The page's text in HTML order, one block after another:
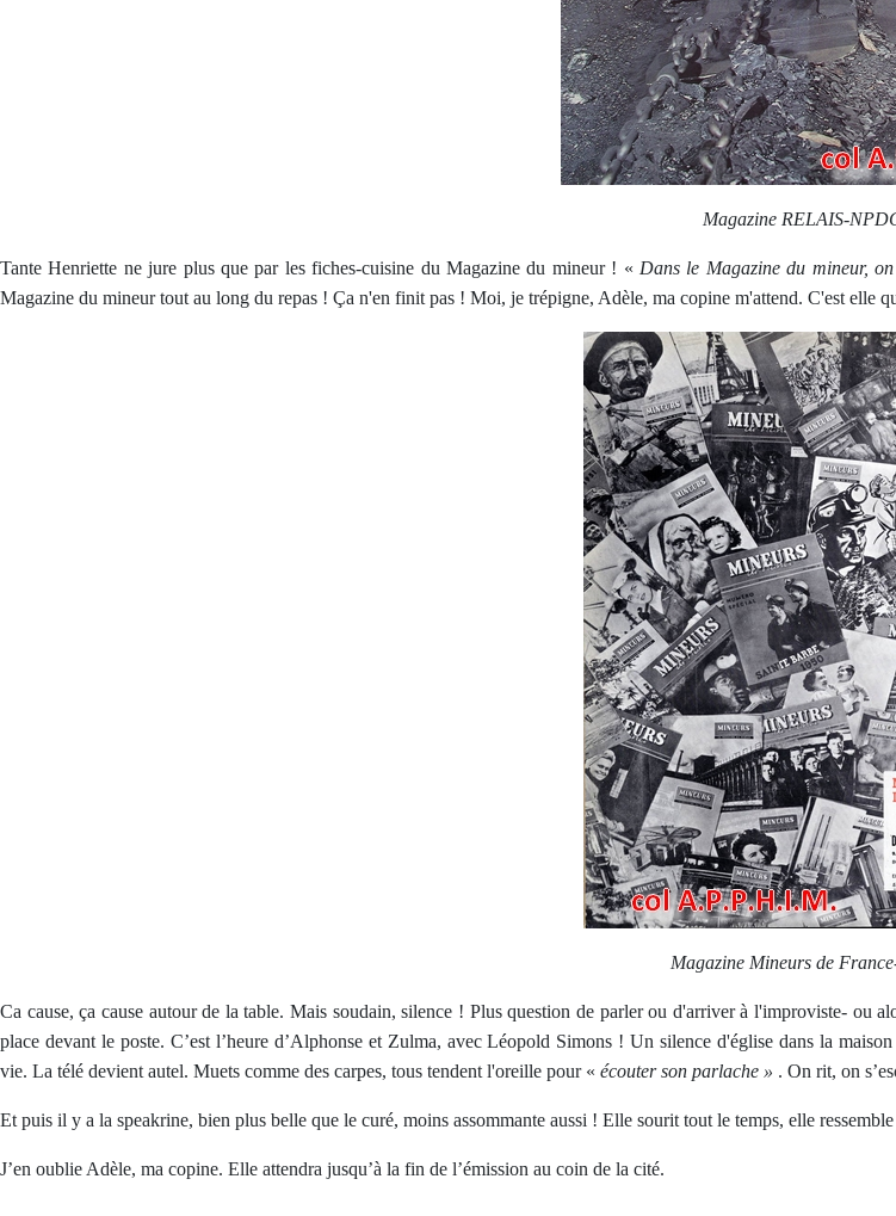
Magazine RELAIS-
Tante Henriette ne jure plus que par les fiches-cuisine du Magazine du mineur ! « Dans le Magazine du mineur,
Magazine du mineur tout au long du repas ! Ça n'en finit pas ! Moi, je trépigne, Adèle, ma copine m'attend. C'est elle
Magazine Mineurs de
Ca cause, ça cause autour de la table. Mais soudain, silence ! Plus question de parler ou d'arriver à l'improviste-
place devant le poste. C’est l’heure d’Alphonse et Zulma, avec Léopold Simons ! Un silence d'église dans la
vie. La télé devient autel. Muets comme des carpes, tous tendent l'oreille pour « écouter son parlache » . On rit, on
Et puis il y a la speakrine, bien plus belle que le curé, moins assommante aussi ! Elle sourit tout le temps, elle
J’en oublie Adèle, ma copine. Elle attendra jusqu’à la fin de l’émission au coin de la cité.